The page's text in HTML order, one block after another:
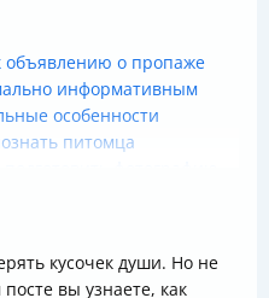
объявлению о пропаже
информативным
особенности
питомца
распространения
с потенциальными
кусочек души. Но не
вы узнаете, как